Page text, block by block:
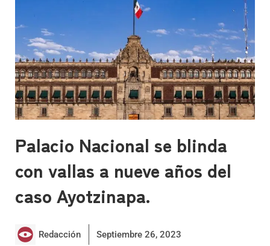
Palacio Nacional se blinda
con vallas a nueve años del
caso Ayotzinapa.
Redacción Septiembre 26, 2023